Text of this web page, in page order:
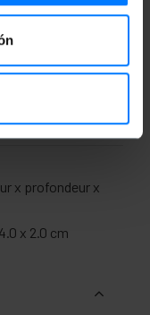
pas
être utilisé à
x profondeur x
x 2.0 cm